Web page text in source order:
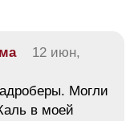
12 июн,
Могли
в моей